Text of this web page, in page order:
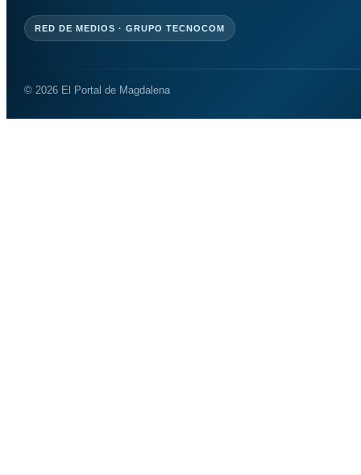
RED DE MEDIOS · GRUPO TECNOCOM
© 2026 El Portal de Magdalena